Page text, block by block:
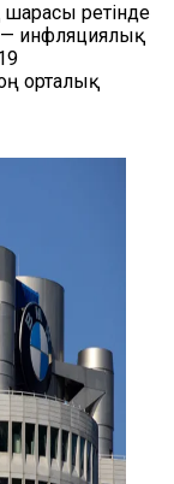
шарасы ретінде
— инфляциялық
орталық